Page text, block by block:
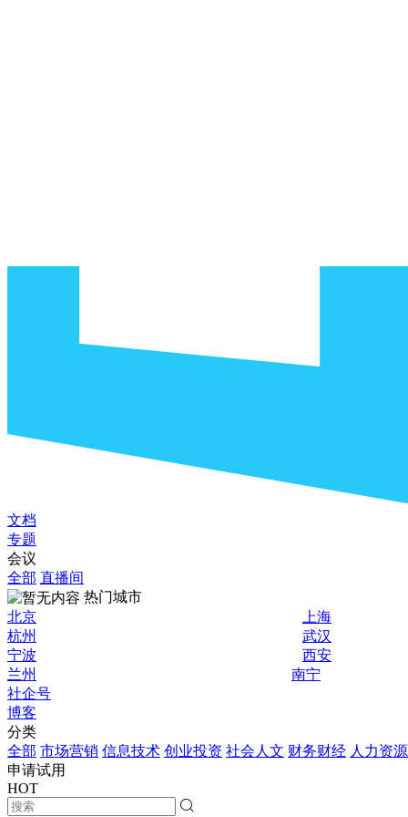
文档
专题
会议
全部 直播间
热门城市
北京
上海
杭州
武汉
宁波
西安
兰州
南宁
社企号
博客
分类
全部 市场营销 信息技术 创业投资 社会人文 财务财经 人力资源
申请试用
HOT